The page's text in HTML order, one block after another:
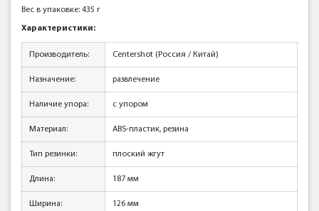
Вес в упаковке: 435 г
Характеристики:
Производитель: Centershot (Россия / Китай)
Назначение: развлечение
Наличие упора: с упором
Материал: ABS-пластик, резина
Тип резинки: плоский жгут
Длина: 187 мм
Ширина: 126 мм